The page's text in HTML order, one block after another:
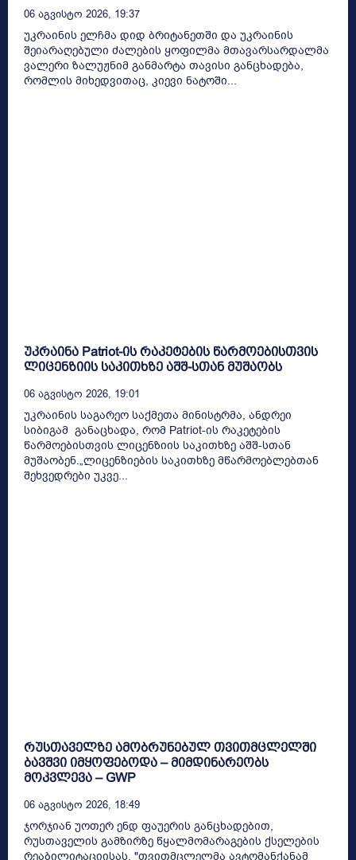
06 Აგვისტო 2026, 19:37
უკრაინის ელჩმა დიდ ბრიტანეთში და უკრაინის
შეიარაღებული ძალების ყოფილმა მთავარსარდალმა
ვალერი ზალუჟნიმ განმარტა თავისი განცხადება,
რომლის მიხედვითაც, კიევი ნატოში...
უკრაინა Patriot-ის რაკეტების წარმოებისთვის
ლიცენზიის საკითხზე აშშ-სთან მუშაობს
06 Აგვისტო 2026, 19:01
უკრაინის საგარეო საქმეთა მინისტრმა, ანდრეი
სიბიგამ განაცხადა, რომ Patriot-ის რაკეტების
წარმოებისთვის ლიცენზიის საკითხზე აშშ-სთან
მუშაობენ.„ლიცენზიების საკითხზე მწარმოებლებთან
შეხვედრები უკვე...
რუსთაველზე ამობრუნებულ თვითმცლელში
ბავშვი იმყოფებოდა – მიმდინარეობს
მოკვლევა – GWP
06 Აგვისტო 2026, 18:49
ჯორჯიან უოთერ ენდ ფაუერის განცხადებით,
რუსთაველის გამზირზე წყალმომარაგების ქსელების
რეაბილიტაციისას, "თვითმცლელმა ავტომანქანამ